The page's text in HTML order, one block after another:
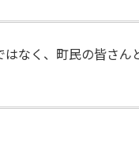
なく、町民の皆さ